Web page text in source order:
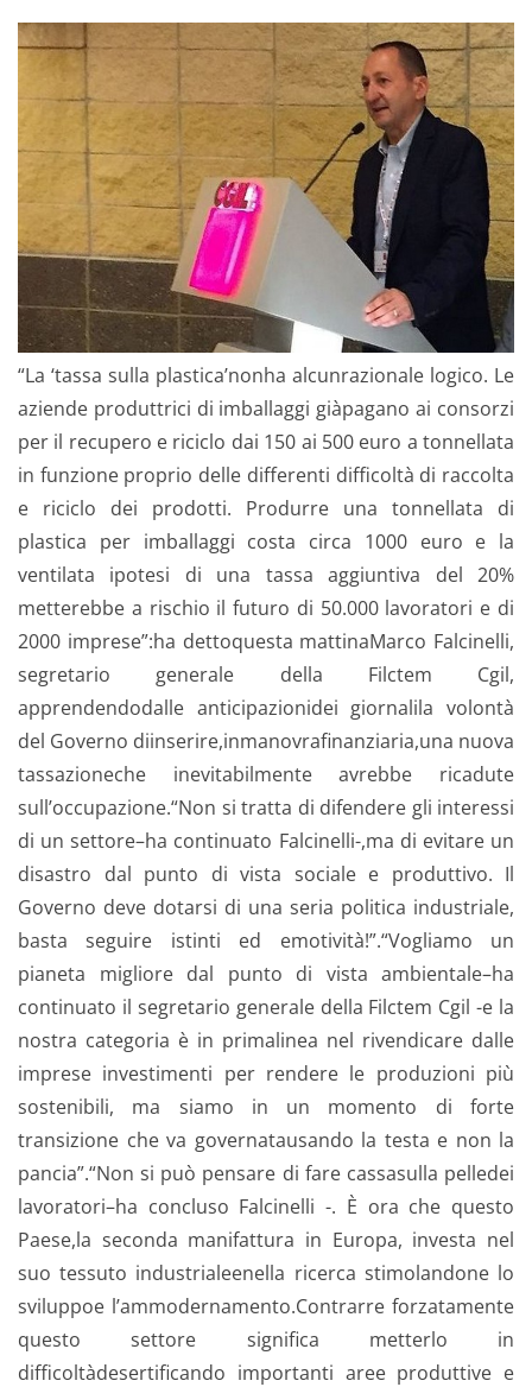
“La ‘tassa sulla plastica’nonha alcunrazionale logico. Le
aziende produttrici di imballaggi giàpagano ai consorzi
per il recupero e riciclo dai 150 ai 500 euro a tonnellata
in funzione proprio delle differenti difficoltà di raccolta
e riciclo dei prodotti. Produrre una tonnellata di
plastica per imballaggi costa circa 1000 euro e la
ventilata ipotesi di una tassa aggiuntiva del 20%
metterebbe a rischio il futuro di 50.000 lavoratori e di
2000 imprese”:ha dettoquesta mattinaMarco Falcinelli,
segretario generale della Filctem Cgil,
apprendendodalle anticipazionidei giornalila volontà
del Governo diinserire,inmanovrafinanziaria,una nuova
tassazioneche inevitabilmente avrebbe ricadute
sull’occupazione.“Non si tratta di difendere gli interessi
di un settore–ha continuato Falcinelli-,ma di evitare un
disastro dal punto di vista sociale e produttivo. Il
Governo deve dotarsi di una seria politica industriale,
basta seguire istinti ed emotività!”.“Vogliamo un
pianeta migliore dal punto di vista ambientale–ha
continuato il segretario generale della Filctem Cgil -e la
nostra categoria è in primalinea nel rivendicare dalle
imprese investimenti per rendere le produzioni più
sostenibili, ma siamo in un momento di forte
transizione che va governatausando la testa e non la
pancia”.“Non si può pensare di fare cassasulla pelledei
lavoratori–ha concluso Falcinelli -. È ora che questo
Paese,la seconda manifattura in Europa, investa nel
suo tessuto industrialeenella ricerca stimolandone lo
sviluppoe l’ammodernamento.Contrarre forzatamente
questo settore significa metterlo in
difficoltàdesertificando importanti aree produttive e